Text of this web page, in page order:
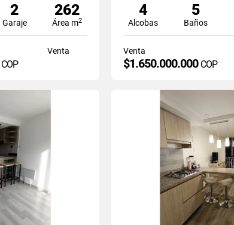
2
Garaje
262
Área m2
Venta
COP
4
Alcobas
5
Baños
Venta
$1.650.000.000 COP